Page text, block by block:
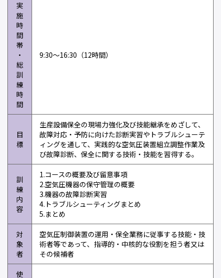
実
施
時
間
帯
・
総
訓
練
時
間
9:30～16:30（12時間）
目
標
生産設備保全の現場力強化及び技能継承をめざして、
故障対応・予防に向けた診断実習やトラブルシューテ
ィングを通して、実践的な空気圧装置組立調整作業及
び故障診断、保全に関する技術・技能を習得する。
訓
練
内
容
1.コースの概要及び留意事項
2.空気圧機器の保守管理の概要
3.機器の故障診断実習
4.トラブルシューティングまとめ
5.まとめ
対
象
者
空気圧制御装置の運用・保全業務に従事する技能・技
術者等であって、指導的・中核的な役割を担う者又は
その候補者
使